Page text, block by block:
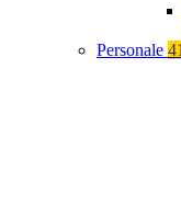
Personale